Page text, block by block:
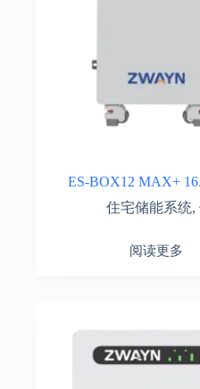
ES-BOX12 MAX+
住宅储能系统,
阅读更多